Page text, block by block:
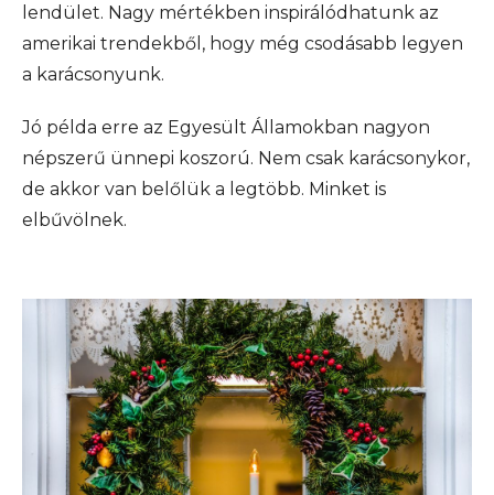
lendület. Nagy mértékben inspirálódhatunk az
amerikai trendekből, hogy még csodásabb legyen
a karácsonyunk.
Jó példa erre az Egyesült Államokban nagyon
népszerű ünnepi koszorú. Nem csak karácsonykor,
de akkor van belőlük a legtöbb. Minket is
elbűvölnek.